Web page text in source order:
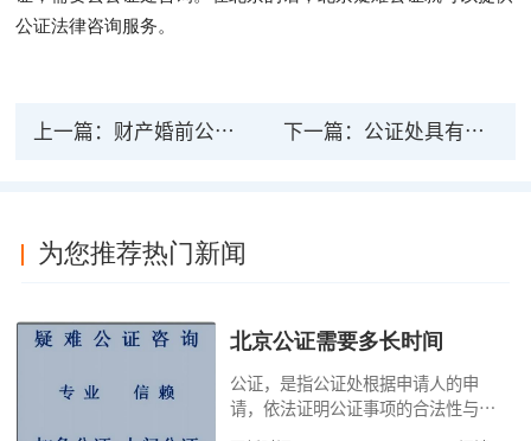
公证法律咨询服务。
上一篇： 财产婚前公证法律效力吗？婚前公证需要准备哪些材料？ 下一篇： 公证处具有法律效力吗？疑难公证指的是什么？
为您推荐热门新闻
北京公证需要多长时间
公证，是指公证处根据申请人的申
请，依法证明公证事项的合法性与真